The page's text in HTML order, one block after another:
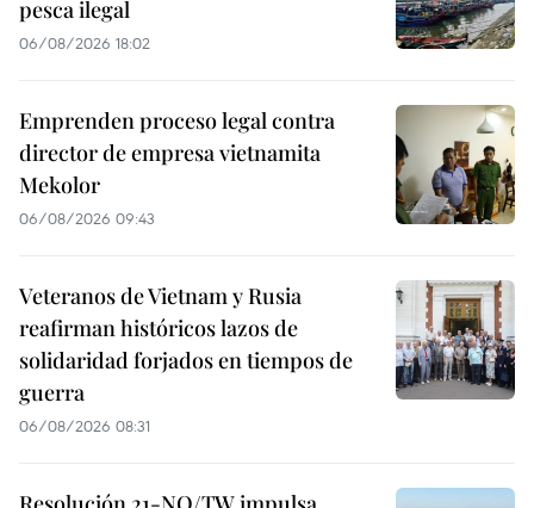
pesca ilegal
06/08/2026 18:02
Emprenden proceso legal contra
director de empresa vietnamita
Mekolor
06/08/2026 09:43
Veteranos de Vietnam y Rusia
reafirman históricos lazos de
solidaridad forjados en tiempos de
guerra
06/08/2026 08:31